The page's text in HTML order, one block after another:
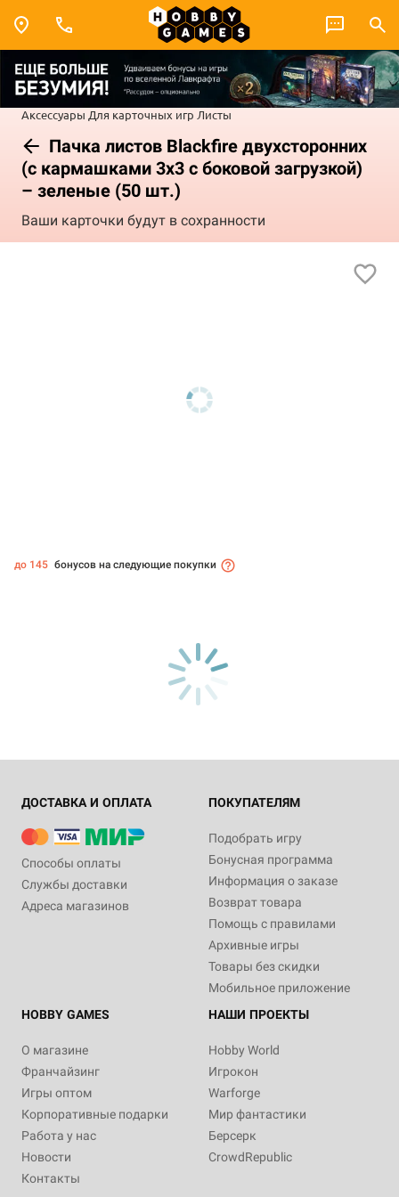
Аксессуары Для карточных игр Листы
Пачка листов Blackfire двухсторонних
(с кармашками 3х3 с боковой загрузкой)
– зеленые (50 шт.)
Ваши карточки будут в сохранности
до 145 бонусов на следующие покупки
ДОСТАВКА И ОПЛАТА
Способы оплаты
Службы доставки
Адреса магазинов
ПОКУПАТЕЛЯМ
Подобрать игру
Бонусная программа
Информация о заказе
Возврат товара
Помощь с правилами
Архивные игры
Товары без скидки
Мобильное приложение
HOBBY GAMES
О магазине
Франчайзинг
Игры оптом
Корпоративные подарки
Работа у нас
Новости
Контакты
НАШИ ПРОЕКТЫ
Hobby World
Игрокон
Warforge
Мир фантастики
Берсерк
CrowdRepublic